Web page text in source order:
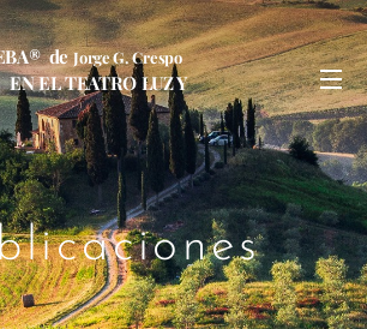
de Jorge G. Crespo
LUZ Y